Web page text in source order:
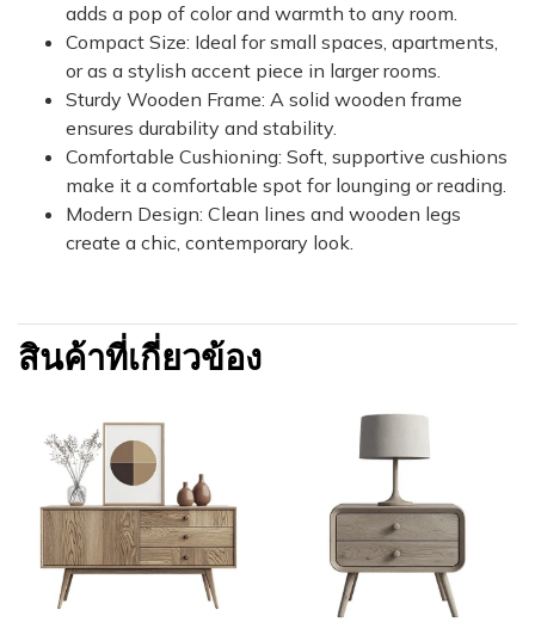
adds a pop of color and warmth to any room.
Compact Size: Ideal for small spaces, apartments,
or as a stylish accent piece in larger rooms.
Sturdy Wooden Frame: A solid wooden frame
ensures durability and stability.
Comfortable Cushioning: Soft, supportive cushions
make it a comfortable spot for lounging or reading.
Modern Design: Clean lines and wooden legs
create a chic, contemporary look.
สินค้าที่เกี่ยวข้อง